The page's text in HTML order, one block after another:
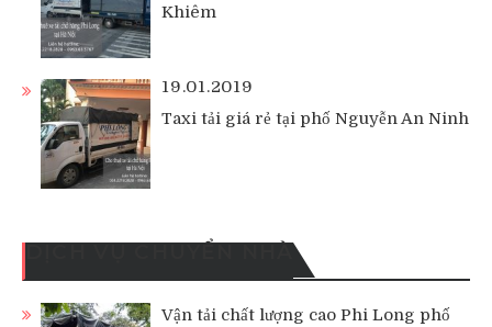
Khiêm
19.01.2019
Taxi tải giá rẻ tại phố Nguyễn An Ninh
DỊCH VỤ CHUYỂN NHÀ
Vận tải chất lượng cao Phi Long phố